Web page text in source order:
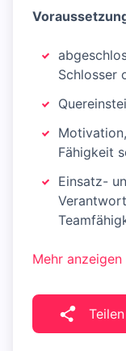
Schlosser
Fähigkeit
Einsatz-
Mehr anzeigen
Teilen